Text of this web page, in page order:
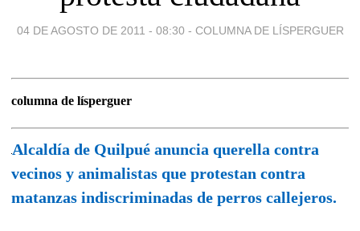
04 DE AGOSTO DE 2011 - 08:30 - COLUMNA DE LÍSPERGUER
columna de lísperguer
Alcaldía de Quilpué anuncia querella contra
vecinos y animalistas que protestan contra
matanzas indiscriminadas de perros callejeros.